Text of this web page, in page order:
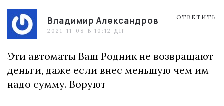
Владимир Александров
2021-11-08 В 10:12 ДП
ОТВЕТИТЬ
Эти автоматы Ваш Родник не возвращают
деньги, даже если внес меньшую чем им
надо сумму. Воруют